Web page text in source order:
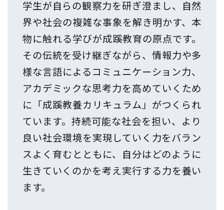
学生が自らの観察力を研ぎ澄まし、自然
界や社会の複雑な事象を解き明かす、本
物に触れる学びが成蹊教育の原点です。
その伝統を受け継ぎながら、情報力や多
様な言語によるコミュニケーション力、
アカデミックな思考力を高めていくため
に「成蹊教養カリキュラム」がつくられ
ています。持続可能な社会を担い、より
良い社会環境を実現していく力をバラン
スよく育むとともに、自分はどのように
生きていくのかを考え実行する力を養い
ます。